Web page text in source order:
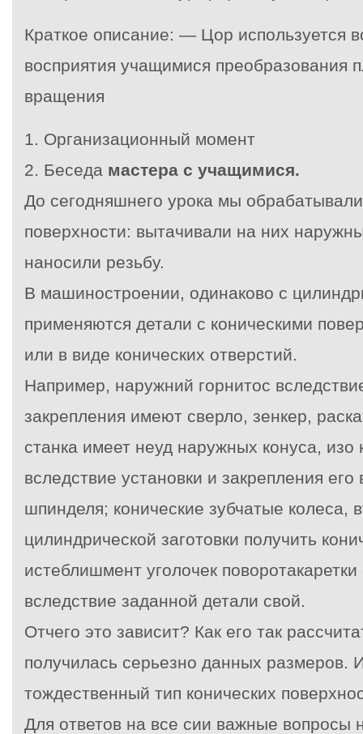
Краткое описание: — Цор используется
восприятия учащимися преобразования
вращения
1. Организационный момент
2. Беседа мастера с учащимися.
До сегодняшнего урока мы
поверхности: вытачивали на них
наносили резьбу.
В машиностроении, одинаково с
применяются детали с коническими
или в виде конических отверстий.
Например, наружний горнитос
закрепления имеют сверло, зенкер,
станка имеет неуд наружных конуса, изо
вследствие установки и закрепления
шпинделя; конические зубчатые колеса,
цилиндрической заготовки получить
истеблишмент уголочек поворотакаретки
вследствие заданной детали свой.
Отчего это зависит? Как его так
получилась серьезно данных размеров.
тождественный тип конических
Для ответов на все сии важные вопросы